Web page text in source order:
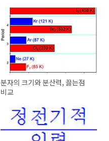
분자의 크기와 분산력, 끓는점
비교